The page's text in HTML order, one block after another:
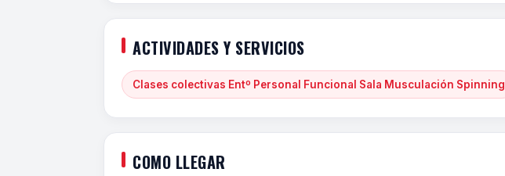
ACTIVIDADES Y SERVICIOS
Clases colectivas Entº Personal Funcional Sala Musculación Spinning
COMO LLEGAR